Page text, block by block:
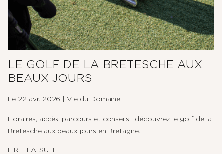
LE GOLF DE LA BRETESCHE AUX
BEAUX JOURS
Le 22 avr. 2026 Vie du Domaine
Horaires, accès, parcours et conseils : découvrez le golf de la
Bretesche aux beaux jours en Bretagne.
LIRE LA SUITE